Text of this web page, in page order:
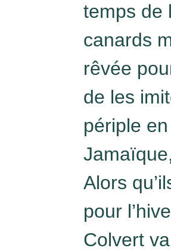
temps de
canards
rêvée
de les
périple
Alors
pour
Colvert